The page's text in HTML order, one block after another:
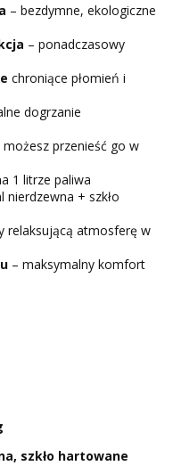
– bezdymne, ekologiczne
– ponadczasowy
chroniące płomień i
dogrzanie
możesz przenieść go w
1 litrze paliwa
nierdzewna + szkło
relaksującą atmosferę w
– maksymalny komfort
szkło hartowane